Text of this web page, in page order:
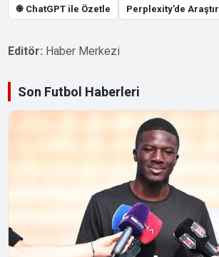
֎ ChatGPT ile Özetle Perplexity’de Araştır
Editör: Haber Merkezi
Son Futbol Haberleri